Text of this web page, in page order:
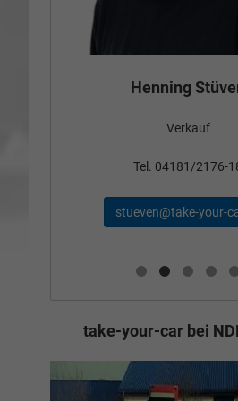
Henning
Verkauf
Tel. 04181/2176-
stueven@take-your-
take-your-car bei